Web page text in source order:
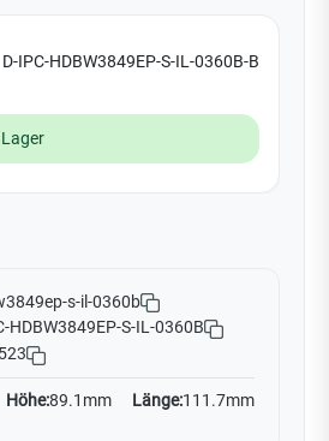
D-IPC-HDBW3849EP-S-IL-0360B-B
s-il-0360b
HDBW3849EP-S-IL-0360B
Höhe:89.1mm Länge:111.7mm